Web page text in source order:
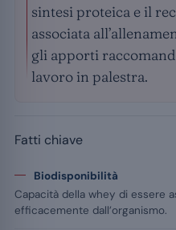
sintesi proteica e il
associata
gli apporti
lavoro in palestra.
Fatti chiave
Biodisponibilità
Capacità della whey di essere
efficacemente dall’organismo.